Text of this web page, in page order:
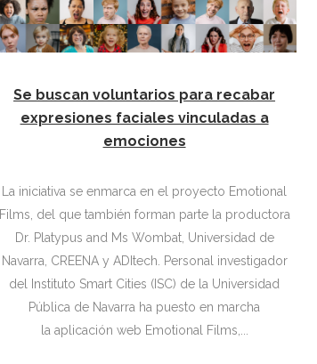
Se buscan voluntarios para recabar
expresiones faciales vinculadas a
emociones
La iniciativa se enmarca en el proyecto Emotional
Films, del que también forman parte la productora
Dr. Platypus and Ms Wombat, Universidad de
Navarra, CREENA y ADItech. Personal investigador
del Instituto Smart Cities (ISC) de la Universidad
Pública de Navarra ha puesto en marcha
la aplicación web Emotional Films,...